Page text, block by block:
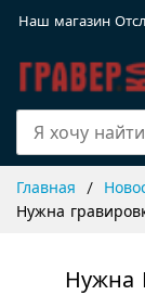
Наш магазин
Content
Главная
Нужна
Нужна